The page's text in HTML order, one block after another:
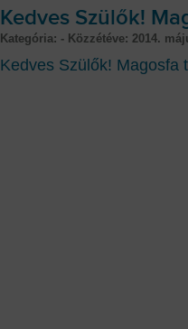
Kedves Szülők!
Kategória: - Közzétéve: 2014.
Kedves Szülők! Magosfa